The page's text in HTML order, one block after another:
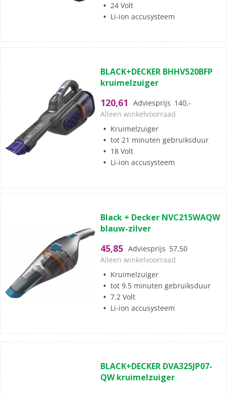
24 Volt
Li-ion accusysteem
van
de
sterren.
1
beoordeling
BLACK+DECKER BHHV520BFP
kruimelzuiger
120,61 Adviesprijs 140,-
Alleen winkelvoorraad
Kruimelzuiger
tot 21 minuten gebruiksduur
18 Volt
Li-ion accusysteem
van
de
sterren.
Black + Decker NVC215WAQW
blauw-zilver
45,85 Adviesprijs 57,50
Alleen winkelvoorraad
Kruimelzuiger
tot 9.5 minuten gebruiksduur
7.2 Volt
Li-ion accusysteem
van
de
BLACK+DECKER DVA325JP07-
QW kruimelzuiger